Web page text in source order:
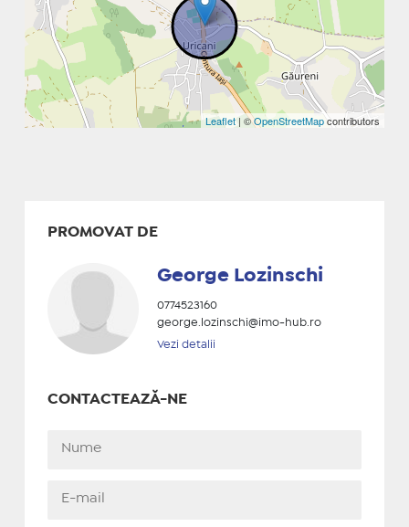
Leaflet | ©OpenStreetMapcontributors
PROMOVAT DE
George Lozinschi
0774523160
george.lozinschi@imo-hub.ro
Vezi detalii
CONTACTEAZĂ-NE